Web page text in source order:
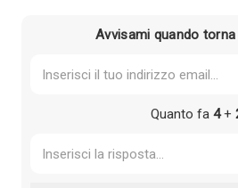
Avvisami quando
Quanto fa 4+